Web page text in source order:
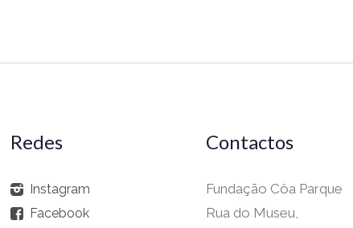
Redes
Instagram
Facebook
Contactos
Fundação Côa Parque
Rua do Museu,